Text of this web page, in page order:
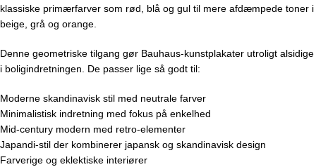
klassiske primærfarver som rød, blå og gul til mere afdæmpede toner i
beige, grå og orange.
Denne geometriske tilgang gør Bauhaus-kunstplakater utroligt alsidige
i boligindretningen. De passer lige så godt til:
Moderne skandinavisk stil med neutrale farver
Minimalistisk indretning med fokus på enkelhed
Mid-century modern med retro-elementer
Japandi-stil der kombinerer japansk og skandinavisk design
Farverige og eklektiske interiører